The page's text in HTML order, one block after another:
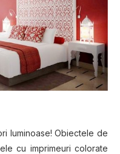
luminoase! Obiectele de
cu imprimeuri colorate